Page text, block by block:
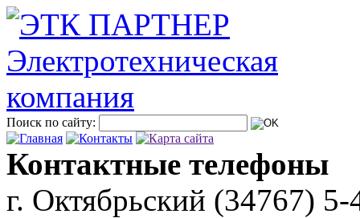
Поиск по сайту:
Контактные телефоны
г. Октябрьский (34767) 5-